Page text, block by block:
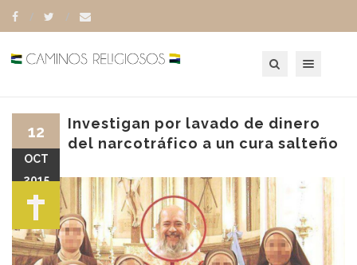
Investigan por lavado de dinero
del narcotráfico a un cura salteño
12
OCT
2015